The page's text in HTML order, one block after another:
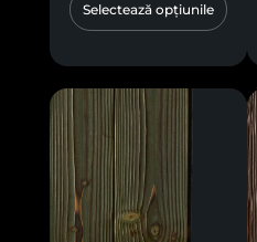
Selectează opțiunile